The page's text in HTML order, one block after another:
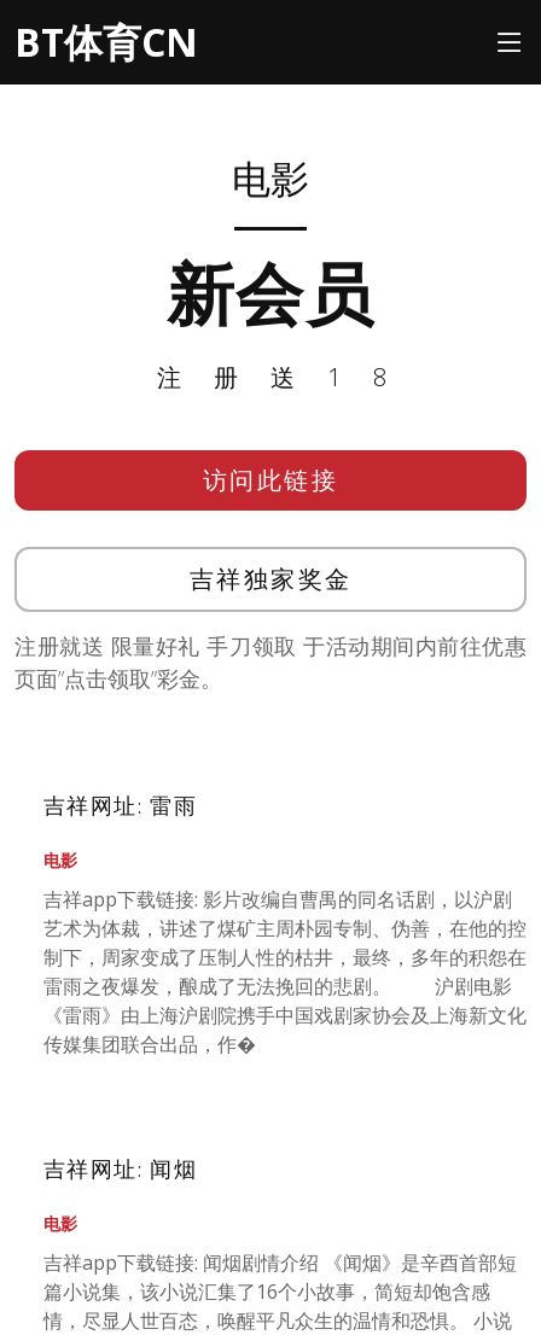
BT体育CN
电影
吉祥网址: 雷雨
电影
吉祥app下载链接: 影片改编自曹禺的同名话剧，以沪剧
艺术为体裁，讲述了煤矿主周朴园专制、伪善，在他的控
制下，周家变成了压制人性的枯井，最终，多年的积怨在
雷雨之夜爆发，酿成了无法挽回的悲剧。 沪剧电影
《雷雨》由上海沪剧院携手中国戏剧家协会及上海新文化
传媒集团联合出品，作�
吉祥网址: 闻烟
电影
吉祥app下载链接: 闻烟剧情介绍 《闻烟》是辛酉首部短
篇小说集，该小说汇集了16个小故事，简短却饱含感
情，尽显人世百态，唤醒平凡众生的温情和恐惧。 小说
新会员
注册送18
访问此链接
吉祥独家奖金
注册就送 限量好礼 手刀领取 于活动期间内前往优惠
页面”点击领取”彩金。